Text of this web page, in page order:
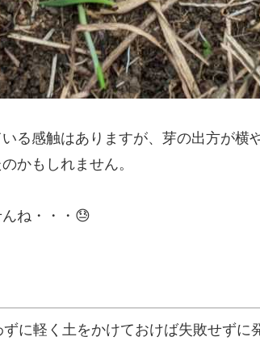
る感触はありますが、芽の出方が横
かもしれません。
ね・・・😓
に軽く土をかけておけば失敗せずに